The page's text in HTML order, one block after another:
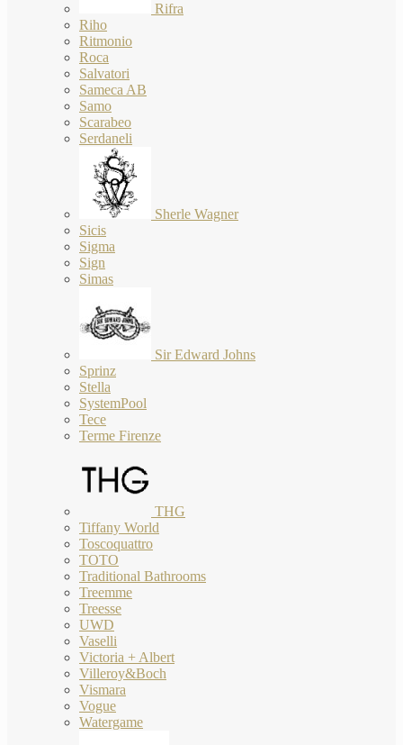
Rifra
Riho
Ritmonio
Roca
Salvatori
Sameca AB
Samo
Scarabeo
Serdaneli
Sherle Wagner
Sicis
Sigma
Sign
Simas
Sir Edward Johns
Sprinz
Stella
SystemPool
Tece
Terme Firenze
THG
Tiffany World
Toscoquattro
TOTO
Traditional Bathrooms
Treemme
Treesse
UWD
Vaselli
Victoria + Albert
Villeroy&Boch
Vismara
Vogue
Watergame